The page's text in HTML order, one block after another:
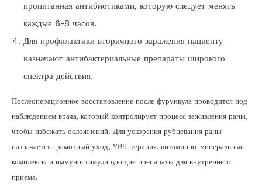
пропитанная антибиотиками, которую следует менять
каждые 6-8 часов.
Для профилактики вторичного заражения пациенту
назначают антибактериальные препараты широкого
спектра действия.
Послеоперационное восстановление после фурункула проводится под
наблюдением врача, который контролирует процесс заживления раны,
чтобы избежать осложнений. Для ускорения рубцевания раны
назначается грамотный уход, УВЧ-терапия, витаминно-минеральные
комплексы и иммуностимулирующие препараты для внутреннего
приема.